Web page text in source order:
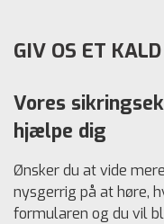
GIV OS ET KALD
Vores
hjælpe dig
Ønsker du at vide
nysgerrig på at høre,
formularen og du vil